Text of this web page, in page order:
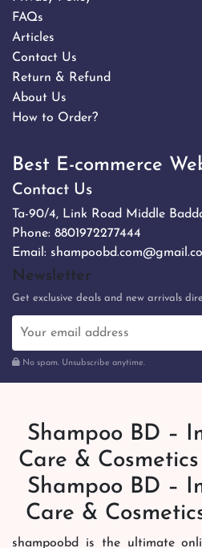
FAQs
Articles
Contact Us
Return & Refund
About Us
How to Order?
Best E-commerce
Contact Us
Ta-90/4, Link Road Middle
Phone: 8801972277444
Email:
Newsletter
Get exclusive deals and new arrivals
No spam. Unsubscribe anytime.
Shampoo BD –
Care &
Shampoo BD –
Care &
shampoobd is the ultimate